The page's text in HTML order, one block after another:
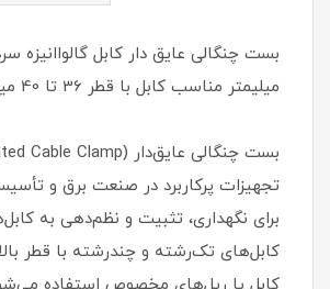
میلیمتر مناسب کابل با قطر 36 تا 40 میلیمتر
تجهیزات پرکاربرد در صنعت برق و
برای نگهداری، تثبیت و نظم‌دهی به
کابل‌های تک‌رشته و چندرشته با قطر